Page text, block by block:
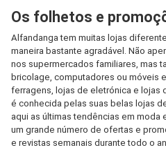
Os folhetos e
Alfandanga tem muitas lojas
maneira bastante agradável. Não
nos supermercados familiares, mas
bricolage, computadores ou móveis
ferragens, lojas de eletrónica e lojas
é conhecida pelas suas belas lojas
aqui as últimas tendências em
um grande número de ofertas e
e revistas semanais durante todo o